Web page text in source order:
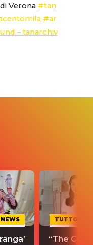
Verona #tan
#ar
– tanarchiv
TUTTO
“The